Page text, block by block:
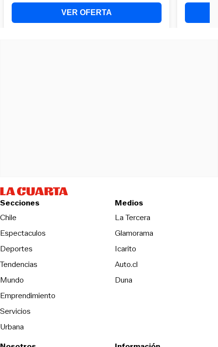
Secciones
Chile
Espectaculos
Deportes
Tendencias
Mundo
Emprendimiento
Servicios
Urbana
Medios
La TerceraOpens in new
Glamorama
Icarito
Auto.cl
DunaOpens in new window